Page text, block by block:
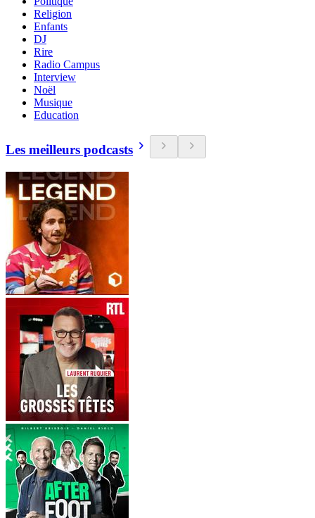
Religion
Enfants
DJ
Rire
Radio Campus
Interview
Noël
Musique
Education
Les meilleurs podcasts